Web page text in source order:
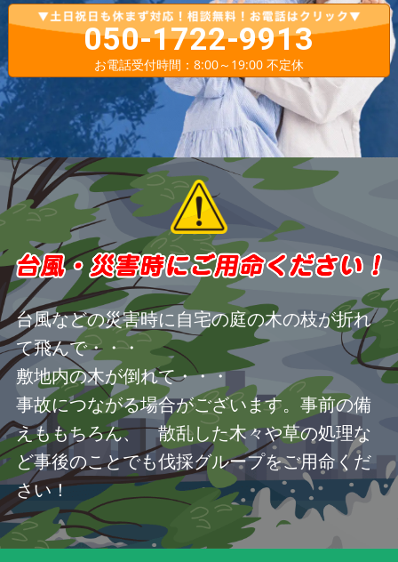
050-1722-9913
お電話受付時間：8:00～19:00 不定休
台風などの災害時に自宅の庭の木の枝が折れ
て飛んで・・・
敷地内の木が倒れて・・・
事故につながる場合がございます。事前の備
えももちろん、 散乱した木々や草の処理な
ど事後のことでも伐採グループをご用命くだ
さい！